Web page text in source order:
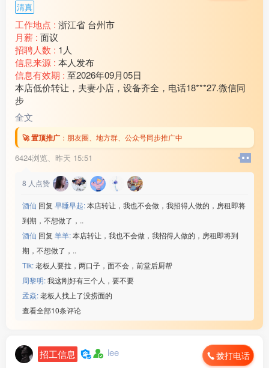
清真
工作地点 : 浙江省 台州市
月薪 : 面议
招聘人数 : 1人
信息来源 : 本人发布
信息有效期 : 至2026年09月05日
本店低价转让，夫妻小店，设备齐全，电话18***27.微信同
步
全文
🚀 置顶推广 ： 朋友圈、地方群、公众号同步推广中
6424浏览、 昨天 15:51
8 人点赞
酒仙 回复 早睡早起:本店转让，我也不会做，我招得人做的，房租即将
到期，不想做了，..
酒仙 回复 羊羊:本店转让，我也不会做，我招得人做的，房租即将到
期，不想做了，..
Tik:老板人要拉，两口子，面不会，前堂后厨帮
周黎明:我这刚好有三个人，要不要
孟焱:老板人找上了没捞面的
查看全部10条评论
招工信息 lee 拨打电话